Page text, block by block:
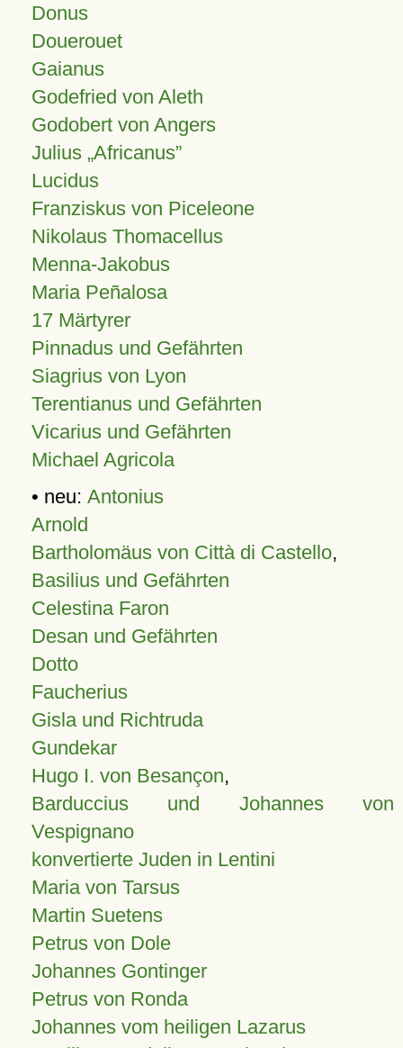
Donus
Douerouet
Gaianus
Godefried von Aleth
Godobert von Angers
Julius Africanus
Lucidus
Franziskus von Piceleone
Nikolaus Thomacellus
Menna-Jakobus
Maria Peñalosa
17 Märtyrer
Pinnadus und Gefährten
Siagrius von Lyon
Terentianus und Gefährten
Vicarius und Gefährten
Michael Agricola
• neu: Antonius
Arnold
Bartholomäus von Città di Castello,
Basilius und Gefährten
Celestina Faron
Desan und Gefährten
Dotto
Faucherius
Gisla und Richtruda
Gundekar
Hugo I. von Besançon,
Barduccius und Johannes von
Vespignano
konvertierte Juden in Lentini
Maria von Tarsus
Martin Suetens
Petrus von Dole
Johannes Gontinger
Petrus von Ronda
Johannes vom heiligen Lazarus